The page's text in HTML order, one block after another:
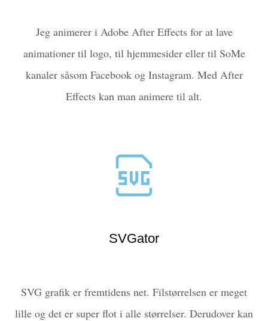
Jeg animerer i Adobe After Effects for at lave
animationer til logo, til hjemmesider eller til SoMe
kanaler såsom Facebook og Instagram. Med After
Effects kan man animere til alt.
SVGator
SVG grafik er fremtidens net. Filstørrelsen er meget
lille og det er super flot i alle størrelser. Derudover kan